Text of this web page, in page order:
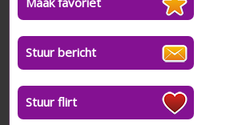
Stuur bericht
Stuur flirt